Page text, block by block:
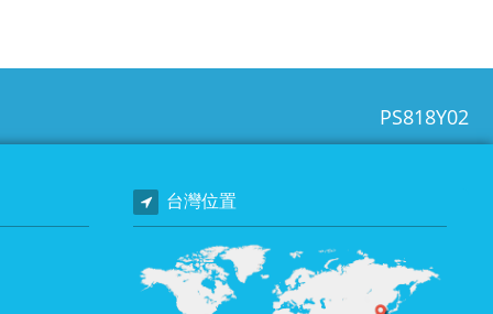
PS818Y02
台灣位置